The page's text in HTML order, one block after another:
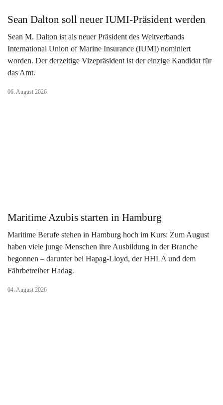
Sean Dalton soll neuer IUMI-Präsident werden
Sean M. Dalton ist als neuer Präsident des Weltverbands
International Union of Marine Insurance (IUMI) nominiert
worden. Der derzeitige Vizepräsident ist der einzige Kandidat für
das Amt.
06. August 2026
Maritime Azubis starten in Hamburg
Maritime Berufe stehen in Hamburg hoch im Kurs: Zum August
haben viele junge Menschen ihre Ausbildung in der Branche
begonnen – darunter bei Hapag-Lloyd, der HHLA und dem
Fährbetreiber Hadag.
04. August 2026